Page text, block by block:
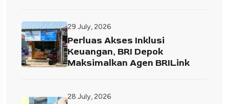
29 July, 2026
Perluas Akses Inklusi
Keuangan, BRI Depok
Maksimalkan Agen BRILink
28 July, 2026